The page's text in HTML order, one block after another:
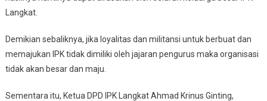
Langkat.
Demikian sebaliknya, jika loyalitas dan militansi untuk berbuat dan
memajukan IPK tidak dimiliki oleh jajaran pengurus maka organisasi
tidak akan besar dan maju.
Sementara itu, Ketua DPD IPK Langkat Ahmad Krinus Ginting,